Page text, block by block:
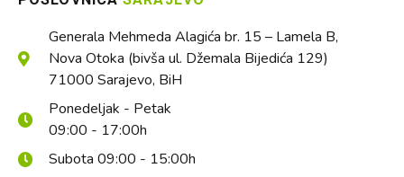
Generala Mehmeda Alagića br. 15 – Lamela B,
Nova Otoka (bivša ul. Džemala Bijedića 129)
71000 Sarajevo, BiH
Ponedeljak - Petak
09:00 - 17:00h
Subota 09:00 - 15:00h